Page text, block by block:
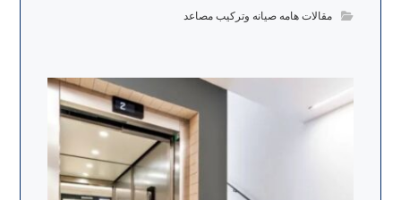
مقالات هامه صيانه وتركيب مصاعد